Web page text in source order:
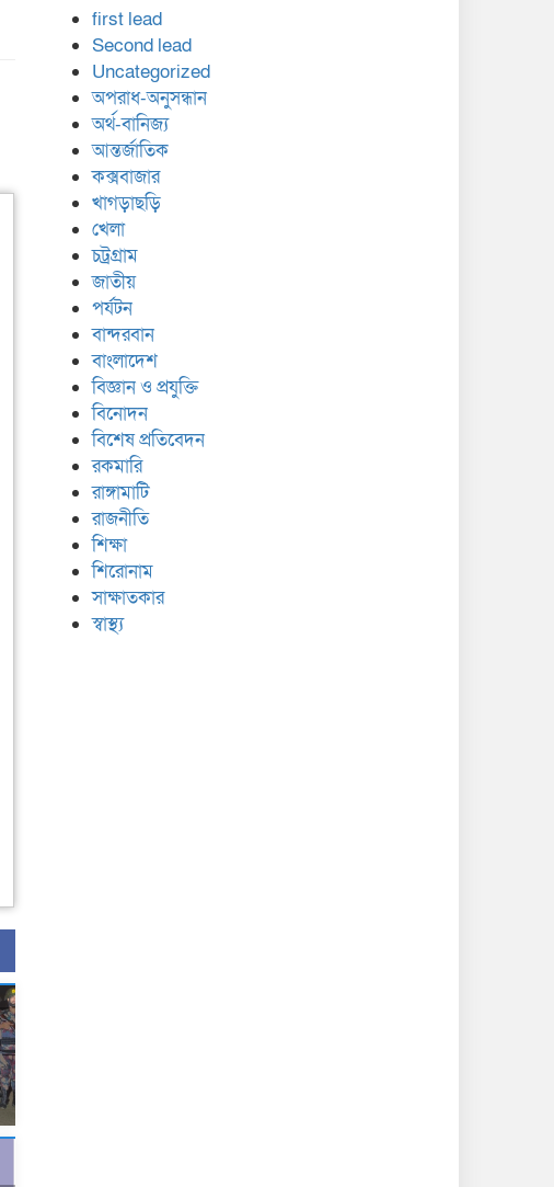
first lead
Second lead
Uncategorized
অপরাধ-অনুসন্ধান
অর্থ-বানিজ্য
আন্তর্জাতিক
কক্সবাজার
খাগড়াছড়ি
খেলা
চট্রগ্রাম
জাতীয়
পর্যটন
বান্দরবান
বাংলাদেশ
বিজ্ঞান ও প্রযুক্তি
বিনোদন
বিশেষ প্রতিবেদন
রকমারি
রাঙ্গামাটি
রাজনীতি
শিক্ষা
শিরোনাম
সাক্ষাতকার
স্বাস্থ্য